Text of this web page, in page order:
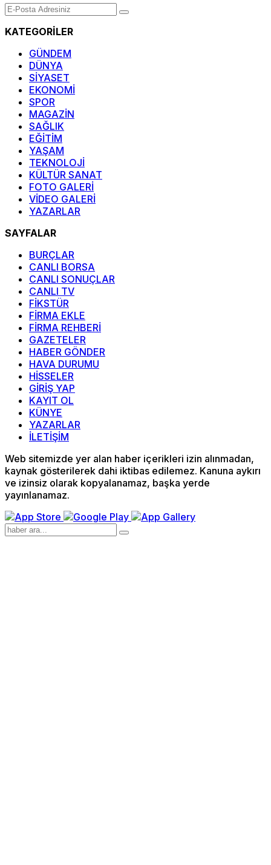
KATEGORİLER
GÜNDEM
DÜNYA
SİYASET
EKONOMİ
SPOR
MAGAZİN
SAĞLIK
EĞİTİM
YAŞAM
TEKNOLOJİ
KÜLTÜR SANAT
FOTO GALERİ
VİDEO GALERİ
YAZARLAR
SAYFALAR
BURÇLAR
CANLI BORSA
CANLI SONUÇLAR
CANLI TV
FİKSTÜR
FİRMA EKLE
FİRMA REHBERİ
GAZETELER
HABER GÖNDER
HAVA DURUMU
HİSSELER
GİRİŞ YAP
KAYIT OL
KÜNYE
YAZARLAR
İLETİŞİM
Web sitemizde yer alan haber içerikleri izin alınmadan,
kaynak gösterilerek dahi iktibas edilemez. Kanuna aykırı
ve izinsiz olarak kopyalanamaz, başka yerde
yayınlanamaz.